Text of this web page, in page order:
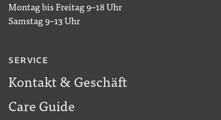
Montag bis Freitag 9–18 Uhr
Samstag 9–13 Uhr
SERVICE
Kontakt & Geschäft
Care Guide